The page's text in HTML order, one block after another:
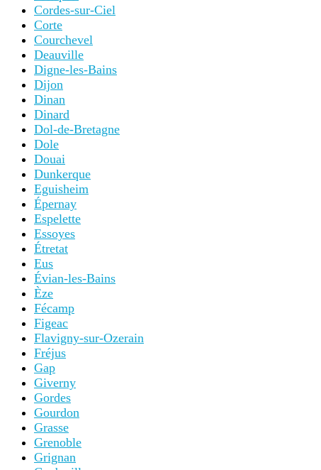
Cordes-sur-Ciel
Corte
Courchevel
Deauville
Digne-les-Bains
Dijon
Dinan
Dinard
Dol-de-Bretagne
Dole
Douai
Dunkerque
Eguisheim
Épernay
Espelette
Essoyes
Étretat
Eus
Évian-les-Bains
Èze
Fécamp
Figeac
Flavigny-sur-Ozerain
Fréjus
Gap
Giverny
Gordes
Gourdon
Grasse
Grenoble
Grignan